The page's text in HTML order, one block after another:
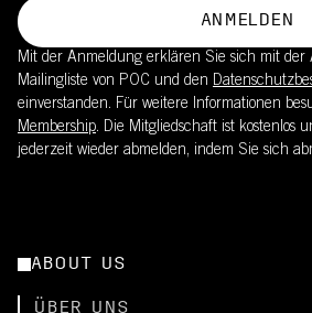
ANMELDEN
Mit der Anmeldung erklären Sie sich mit der
Mailingliste von POC und den
einverstanden. Für weitere Informationen
Membership. Die Mitgliedschaft ist kostenlos
jederzeit wieder abmelden, indem Sie sich
ABOUT US
ÜBER UNS